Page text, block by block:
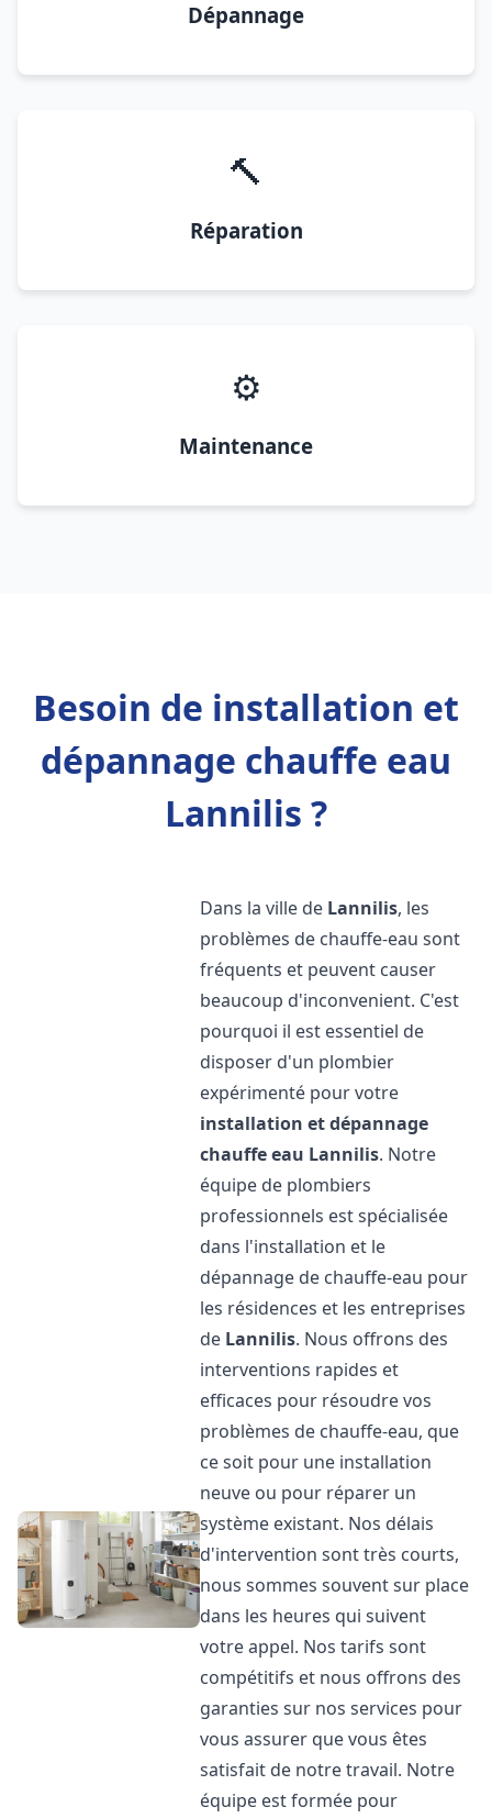
Dépannage
🔨
Réparation
⚙️
Maintenance
Besoin de installation et
dépannage chauffe eau
Lannilis ?
Dans la ville de Lannilis, les
problèmes de chauffe-eau sont
fréquents et peuvent causer
beaucoup d'inconvenient. C'est
pourquoi il est essentiel de
disposer d'un plombier
expérimenté pour votre
installation et dépannage
chauffe eau Lannilis. Notre
équipe de plombiers
professionnels est spécialisée
dans l'installation et le
dépannage de chauffe-eau pour
les résidences et les entreprises
de Lannilis. Nous offrons des
interventions rapides et
efficaces pour résoudre vos
problèmes de chauffe-eau, que
ce soit pour une installation
neuve ou pour réparer un
système existant. Nos délais
d'intervention sont très courts,
nous sommes souvent sur place
dans les heures qui suivent
votre appel. Nos tarifs sont
compétitifs et nous offrons des
garanties sur nos services pour
vous assurer que vous êtes
satisfait de notre travail. Notre
équipe est formée pour